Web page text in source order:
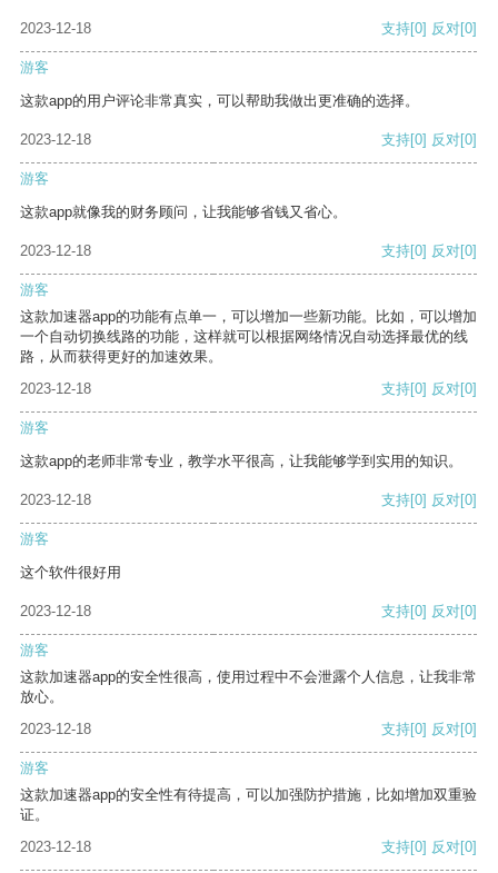
2023-12-18 支持[0] 反对[0]
游客
这款app的用户评论非常真实，可以帮助我做出更准确的选择。
2023-12-18 支持[0] 反对[0]
游客
这款app就像我的财务顾问，让我能够省钱又省心。
2023-12-18 支持[0] 反对[0]
游客
这款加速器app的功能有点单一，可以增加一些新功能。比如，可以增加
一个自动切换线路的功能，这样就可以根据网络情况自动选择最优的线
路，从而获得更好的加速效果。
2023-12-18
支持[0] 反对[0]
游客
这款app的老师非常专业，教学水平很高，让我能够学到实用的知识。
2023-12-18 支持[0] 反对[0]
游客
这个软件很好用
2023-12-18 支持[0] 反对[0]
游客
这款加速器app的安全性很高，使用过程中不会泄露个人信息，让我非常
放心。
2023-12-18
支持[0] 反对[0]
游客
这款加速器app的安全性有待提高，可以加强防护措施，比如增加双重验
证。
2023-12-18
支持[0] 反对[0]